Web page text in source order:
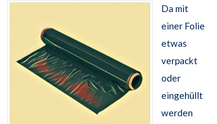
Da mit
einer Folie
etwas
verpackt
oder
eingehüllt
werden